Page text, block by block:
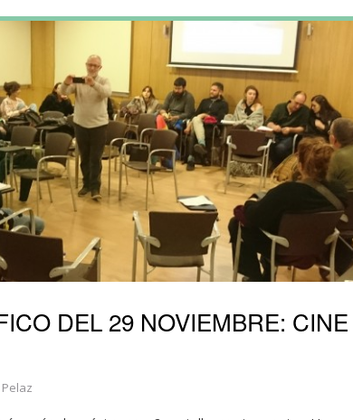
DEL 29 NOVIEMBRE: CINE